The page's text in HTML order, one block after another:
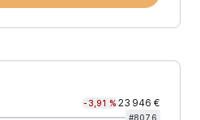
-3,91 % 23 946 €
#8076